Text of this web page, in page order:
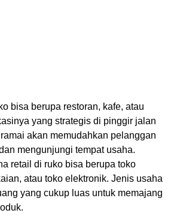
bisa berupa restoran, kafe, atau
yang strategis di pinggir jalan
akan memudahkan pelanggan
mengunjungi tempat usaha.
retail di ruko bisa berupa toko
atau toko elektronik. Jenis usaha
yang cukup luas untuk memajang